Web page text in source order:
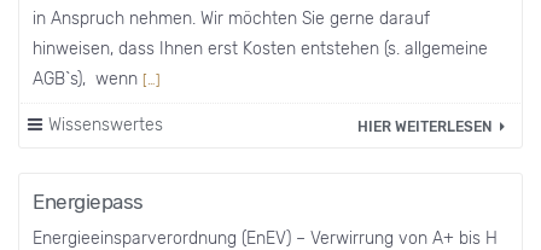
in Anspruch nehmen. Wir möchten Sie gerne darauf
hinweisen, dass Ihnen erst Kosten entstehen (s. allgemeine
AGB`s), wenn […]
Wissenswertes HIER WEITERLESEN
Energiepass
Energieeinsparverordnung (EnEV) – Verwirrung von A+ bis H